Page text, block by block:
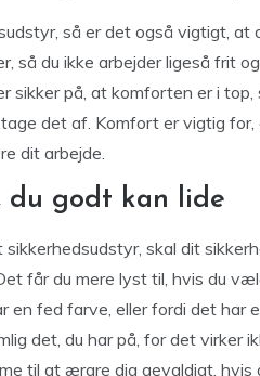
så er det også vigtigt,
så du ikke arbejder ligeså frit
sikker på, at komforten er i
det af. Komfort er vigtig for,
dit arbejde.
du godt kan lide
skal dit
får du mere lyst til, hvis du
en fed farve, eller fordi det har
det, du har på, for det virker
til at ærgre dig gevaldigt, hvis